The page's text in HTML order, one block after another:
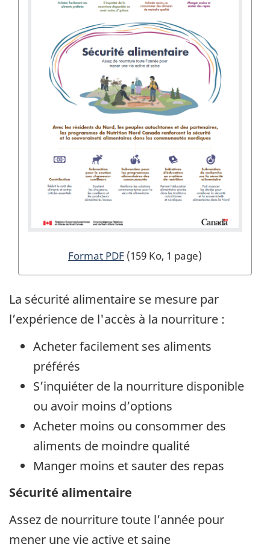
Format PDF (159 Ko, 1 page)
La sécurité alimentaire se mesure par
l’expérience de l'accès à la nourriture :
Acheter facilement ses aliments
préférés
S’inquiéter de la nourriture disponible
ou avoir moins d’options
Acheter moins ou consommer des
aliments de moindre qualité
Manger moins et sauter des repas
Sécurité alimentaire
Assez de nourriture toute l’année pour
mener une vie active et saine